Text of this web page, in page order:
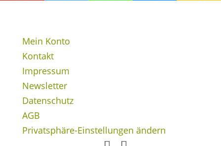
Mein Konto
Kontakt
Impressum
Newsletter
Datenschutz
AGB
Privatsphäre-Einstellungen ändern